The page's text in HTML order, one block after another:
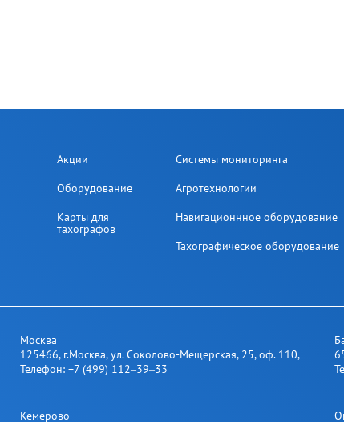
Акции
Оборудование
Карты для
тахографов
Системы мониторинга
Агротехнологии
Навигационнное оборудование
Тахографическое оборудование
Москва
125466, г.Москва,ул. Соколово-Мещерская, 25​, оф. 110,
Телефон:+7 (499) 112‒39‒33
Кемерово